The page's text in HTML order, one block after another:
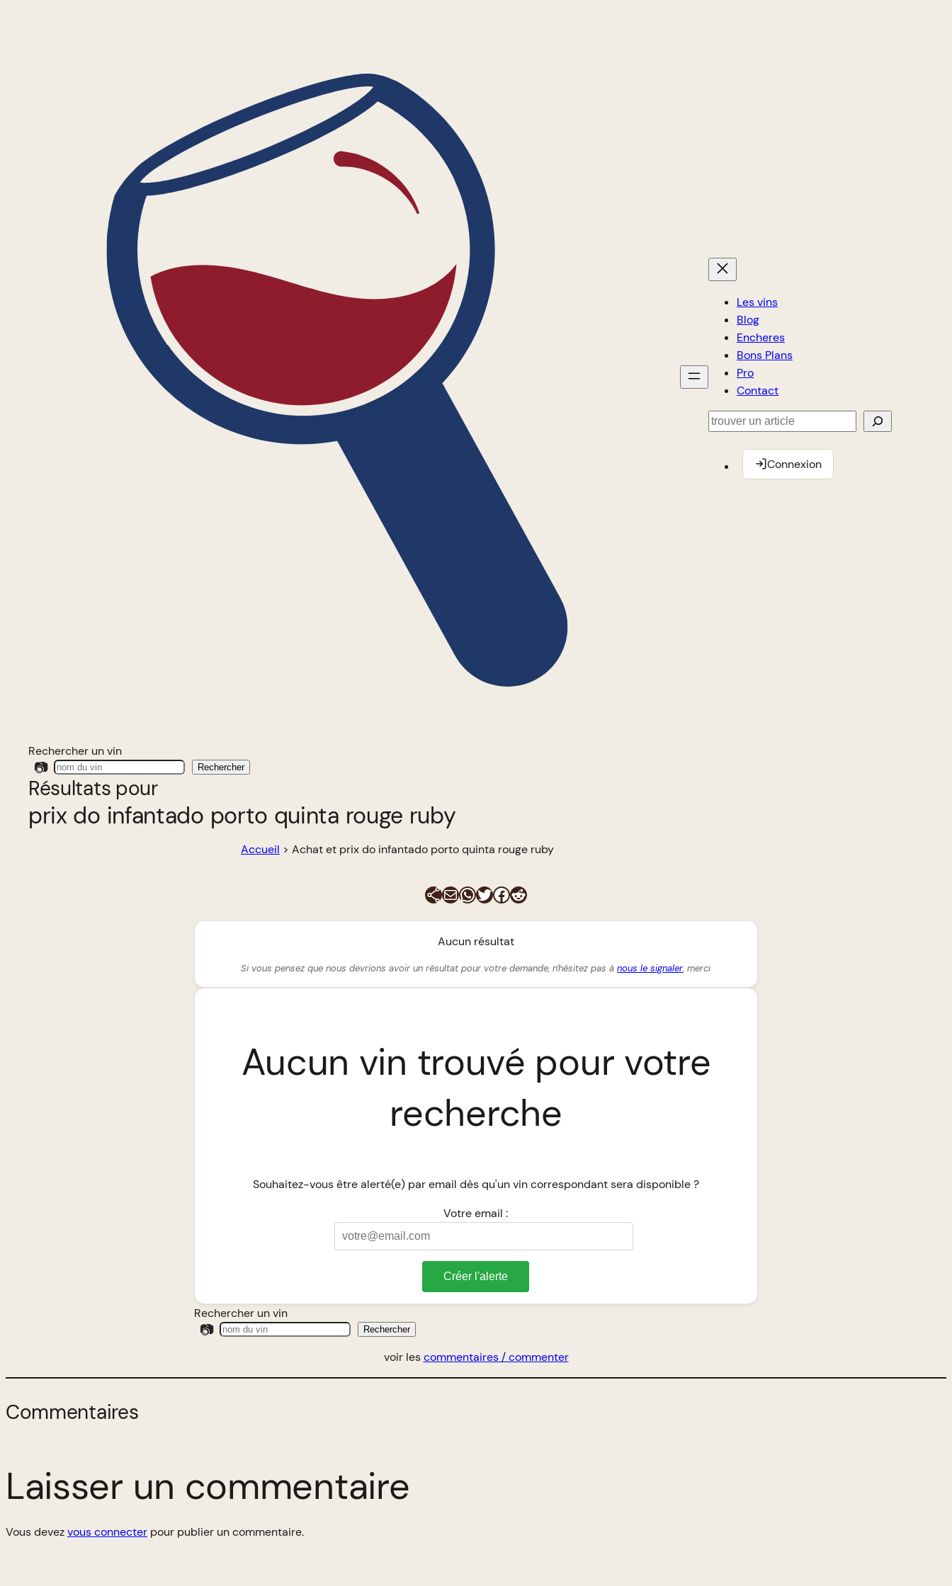
Les vins
Blog
Encheres
Bons Plans
Pro
Contact
Rechercher
Connexion
Rechercher un vin
📷 Rechercher
Résultats pour
prix do infantado porto quinta rouge ruby
Accueil > Achat et prix do infantado porto quinta rouge ruby
E-mailWhatsApp
Twitter
Facebook
Reddit
Aucun résultat
Si vous pensez que nous devrions avoir un résultat pour votre demande, n'hésitez pas ànous le signaler, merci
Aucun vin trouvé pour votre
recherche
Souhaitez-vous être alerté(e) par email dès qu'un vin correspondant sera disponible ?
Votre email :
Créer l'alerte
Rechercher un vin
📷 Rechercher
voir lescommentaires / commenter
Commentaires
Laisser un commentaire
Vous devezvous connecter pour publier un commentaire.